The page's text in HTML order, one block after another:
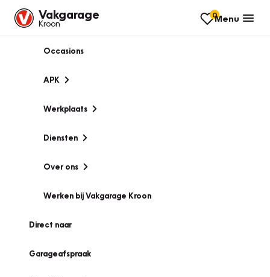
Vakgarage
Kroon
0Menu
Occasions
APK
Werkplaats
Diensten
Over ons
Werken bij Vakgarage Kroon
Direct naar
Garageafspraak